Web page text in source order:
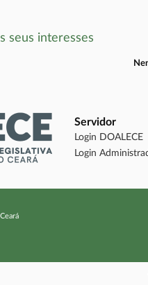
seus interesses
Servidor
Login DOALECE
Login